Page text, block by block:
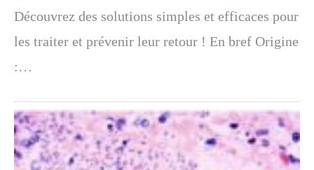
Découvrez des solutions simples et efficaces pour
les traiter et prévenir leur retour ! En bref Origine
:…